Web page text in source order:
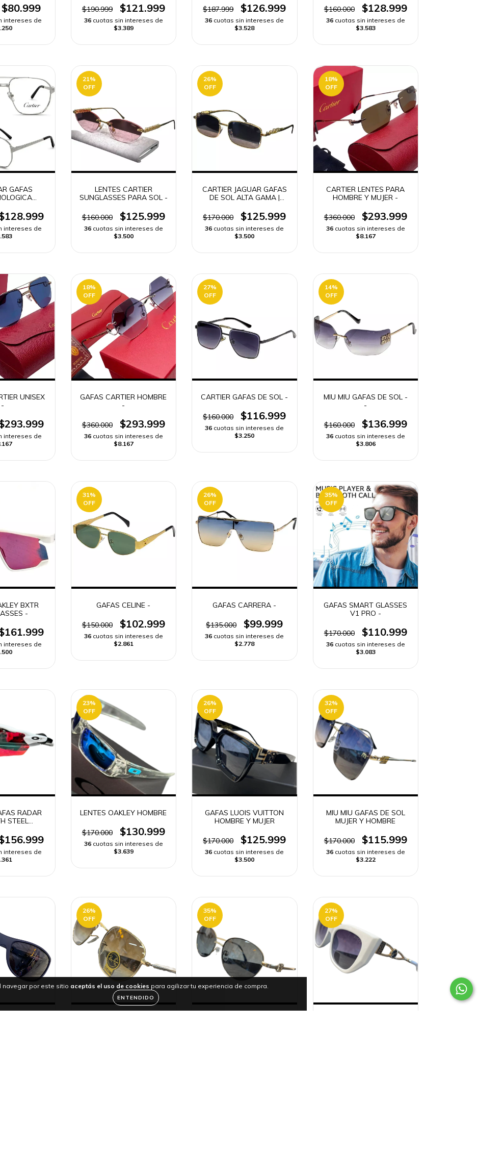
navegar por este sitio aceptás el uso de cookies para agilizar tu experiencia de compra.
ENTENDIDO
$80.999
intereses de
$190.999 $121.999
36 cuotas sin intereses de
$3.389
$187.999 $126.999
36 cuotas sin intereses de
$3.528
ENVÍO RÁPIDO
$160.000 $128.999
36 cuotas sin intereses de
$3.583
GAFAS
intereses de
21%
OFF
LENTES CARTIER
SUNGLASSES PARA SOL -
$160.000 $125.999
36 cuotas sin intereses de
$3.500
26%
OFF
CARTIER JAGUAR GAFAS
DE SOL ALTA GAMA |
$170.000
$125.999
36 cuotas sin intereses de
$3.500
18%
OFF
CARTIER LENTES PARA
HOMBRE Y MUJER -
$360.000 $293.999
36 cuotas sin intereses de
$8.167
UNISEX
-
intereses de
18%
OFF
GAFAS CARTIER HOMBRE
-
$360.000 $293.999
36 cuotas sin intereses de
$8.167
27%
OFF
CARTIER GAFAS DE SOL -
$160.000 $116.999
36 cuotas sin intereses de
$3.250
14%
OFF
MIU MIU GAFAS DE SOL -
-
$160.000 $136.999
36 cuotas sin intereses de
$3.806
BXTR
-
intereses de
31%
OFF
GAFAS CELINE -
$150.000 $102.999
36 cuotas sin intereses de
$2.861
26%
OFF
GAFAS CARRERA -
$135.000 $99.999
36 cuotas sin intereses de
$2.778
35%
OFF
GAFAS SMART GLASSES
V1 PRO -
$170.000 $110.999
36 cuotas sin intereses de
$3.083
RADAR
STEEL
intereses de
23%
OFF
LENTES OAKLEY HOMBRE
$170.000 $130.999
36 cuotas sin intereses de
$3.639
26%
OFF
GAFAS LUOIS VUITTON
HOMBRE Y MUJER
$170.000 $125.999
36 cuotas sin intereses de
$3.500
32%
OFF
MIU MIU GAFAS DE SOL
MUJER Y HOMBRE
$170.000 $115.999
36 cuotas sin intereses de
$3.222
26%
OFF
35%
OFF
27%
OFF